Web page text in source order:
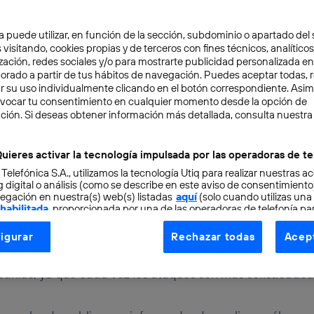
3 min
en ciberseguridad en
deben proteger más que nunca la entrada a
ya que cada vez los ataques son más
puede utilizar, en función de la sección, subdominio o apartado del
visitando, cookies propias y de terceros con fines técnicos,
redes sociales y/o para mostrarte publicidad personalizada
a partir de tus hábitos de navegación. Puedes aceptar todas,
su uso individualmente clicando en el botón correspondiente.
tu consentimiento en cualquier momento desde la opción de
Si deseas obtener información más detallada, consulta nuestra
activar la tecnología impulsada por las operadoras de
S.A., utilizamos la tecnología Utiq para realizar nuestras
digital o análisis (como se describe en este aviso de
en nuestra(s) web(s) listadas aquí(solo cuando utilizas una
, proporcionada por una de las operadoras de telefonía
consentimiento en cada página web).
Utiq está diseñada con la privacidad como prioridad
tu dirección IP y otra información de la cuenta de cliente de
Rechazar todas